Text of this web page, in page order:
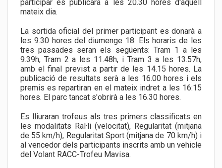
participar es publicarà a les 20.30 hores d'aquell
mateix dia.
La sortida oficial del primer participant es donarà a
les 9.30 hores del diumenge 18. Els horaris de les
tres passades seran els següents: Tram 1 a les
9.39h, Tram 2 a les 11.48h, i Tram 3 a les 13.57h,
amb el final previst a partir de les 14.15 hores. La
publicació de resultats serà a les 16.00 hores i els
premis es repartiran en el mateix indret a les 16:15
hores. El parc tancat s'obrirà a les 16.30 hores.
Es lliuraran trofeus als tres primers classificats en
les modalitats Ral·li (velocitat), Regularitat (mitjana
de 55 km/h), Regularitat Sport (mitjana de 70 km/h) i
al vencedor dels participants inscrits amb un vehicle
del Volant RACC-Trofeu Mavisa.